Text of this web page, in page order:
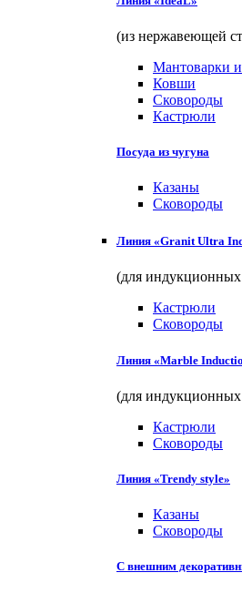
(из нержавеющей
Мантоварки
Ковши
Сковороды
Кастрюли
Посуда из чугуна
Казаны
Сковороды
Линия «Granit Ultra
(для
Кастрюли
Сковороды
Линия «Marble
(для
Кастрюли
Сковороды
Линия «Trendy style»
Казаны
Сковороды
С внешним